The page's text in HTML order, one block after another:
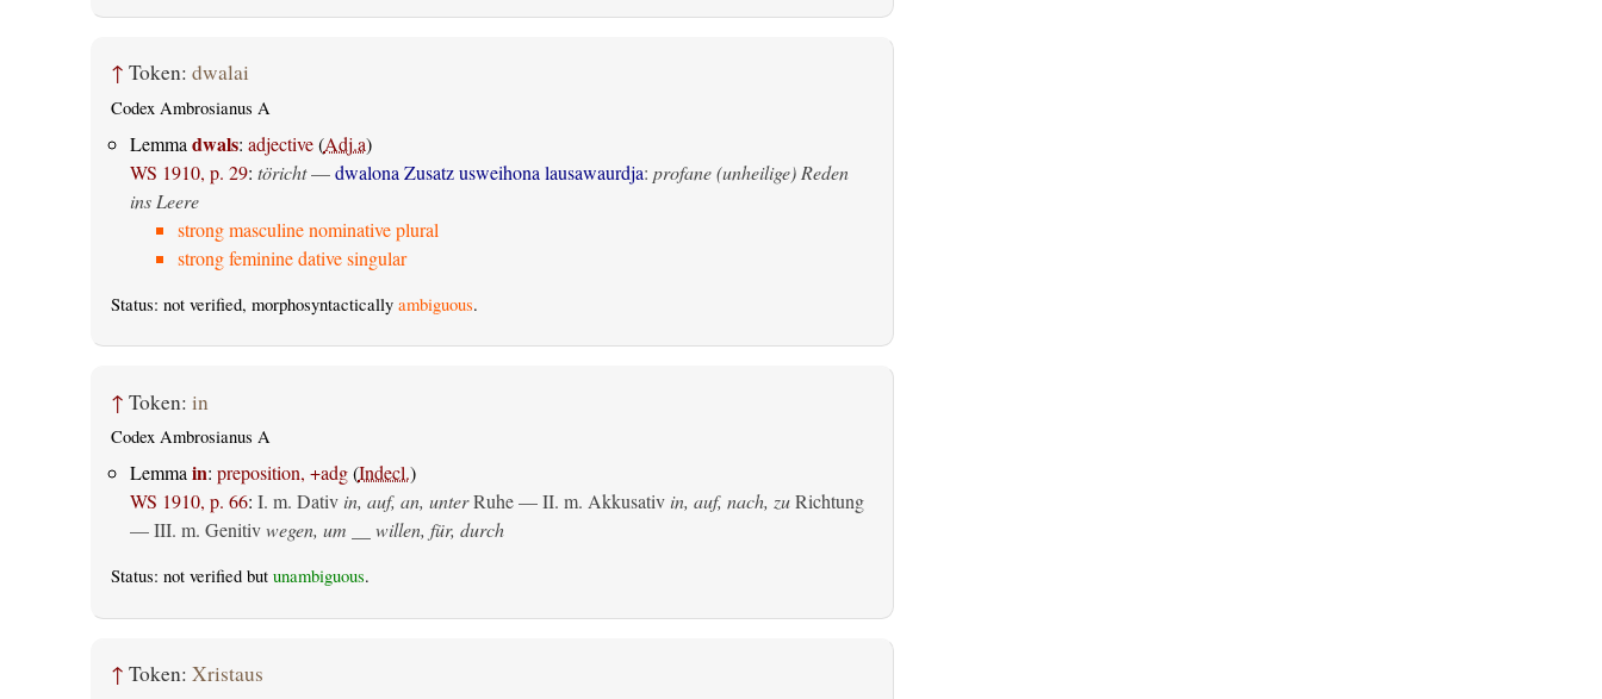
↑ Token: dwalai
Codex Ambrosianus A
Lemma dwals: adjective(Adj.a)
WS 1910, p. 29: töricht—dwalona Zusatz usweihona lausawaurdja: profane (unheilige) Reden
ins Leere
strong masculine nominative plural
strong feminine dative singular
Status: not verified, morphosyntactically ambiguous.
↑ Token: in
Codex Ambrosianus A
Lemmain: preposition, +adg(Indecl.)
WS 1910, p. 66: I. m. Dativ in, auf, an, unterRuhe — II. m. Akkusativ in, auf, nach, zuRichtung
— III. m. Genitiv wegen, um __ willen, für, durch
Status: not verified but unambiguous.
↑ Token: Xristaus